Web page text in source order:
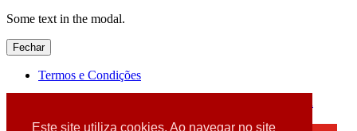
Este site utiliza cookies. Ao navegar no site
Some text in the modal.
Fechar
Termos e Condições